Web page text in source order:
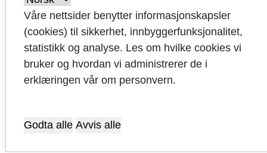
Sandnes brukte i 2019 kr 21 314 i utgifter til
helse og omsorg per innbygger. Dette er en
økning på kr 1 316 i forhold til 2018. Sandnes
ligger under ASSS-gjennomsnittet som er på kr
24 656 per innbygger. Landsgjennomsnittet er
på kr 27 985 per innbygger.
PER INNBYGGER 67 ÅR OG OVER
Våre nettsider benytter informasjonskapsler
(cookies) til sikkerhet, innbyggerfunksjonalitet,
statistikk og analyse. Les om hvilke cookies vi
bruker og hvordan vi administrerer de i
erklæringen vår om personvern.
Godta alle Avvis alle